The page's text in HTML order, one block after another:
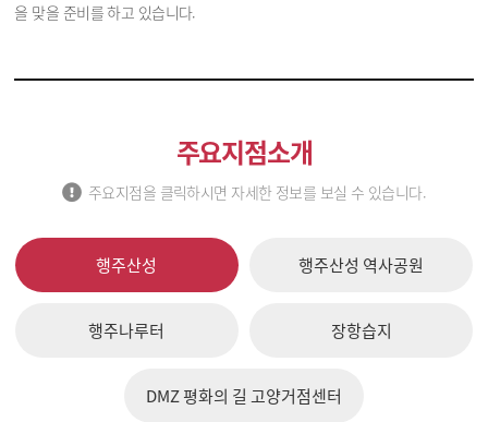
을 맞을 준비를 하고 있습니다.
주요지점소개
주요지점을 클릭하시면 자세한 정보를 보실 수 있습니다.
행주산성 행주산성 역사공원
행주나루터 장항습지
DMZ 평화의 길 고양거점센터